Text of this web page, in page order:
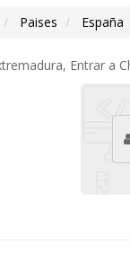
Paises España
Entrar a